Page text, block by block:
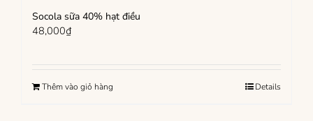
Socola sữa 40% hạt điều
48,000₫
Thêm vào giỏ hàng Details